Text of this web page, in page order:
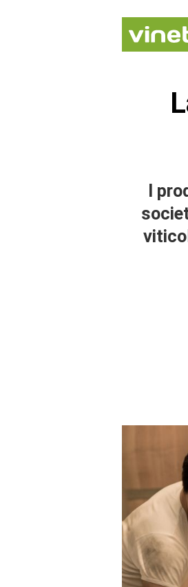
I